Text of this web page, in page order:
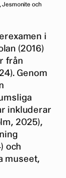
Jesmonite och
i
(2016)
från
Genom
inkluderar
2025),
och
museet,